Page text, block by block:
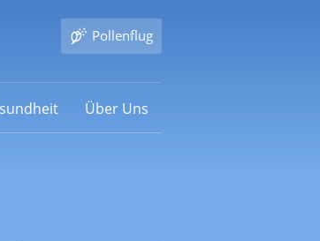
Pollenflug
Über Uns